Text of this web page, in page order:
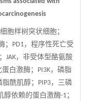
胞样树突状细胞；
；PD1，程序性死亡受
JAK，非受体型酪氨酸
白激酶；PI3K，磷脂
酰肌醇；PIP3，三磷
醇依赖的蛋白激酶-1；